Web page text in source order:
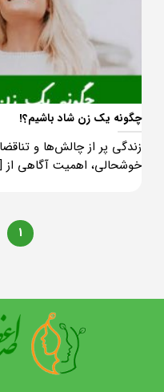
چگونه یک زن شاد باشیم؟!
زندگی پر از چالش‌ها و
خوشحالی، اهمیت آگاهی از
1